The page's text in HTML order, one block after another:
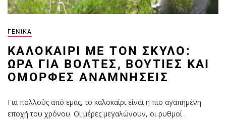
ΓΕΝΙΚΆ
ΚΑΛΟΚΑΊΡΙ ΜΕ ΤΟΝ ΣΚΎΛΟ:
ΏΡΑ ΓΙΑ ΒΌΛΤΕΣ, ΒΟΥΤΙΈΣ ΚΑΙ
ΌΜΟΡΦΕΣ ΑΝΑΜΝΉΣΕΙΣ
Για πολλούς από εμάς, το καλοκαίρι είναι η πιο αγαπημένη
εποχή του χρόνου. Οι μέρες μεγαλώνουν, οι ρυθμοί